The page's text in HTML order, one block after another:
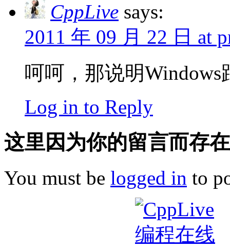
CppLive says:
2011 年 09 月 22 日 at
呵呵，那说明
Log in to Reply
这里因为你的留言而存
You must be logged in to